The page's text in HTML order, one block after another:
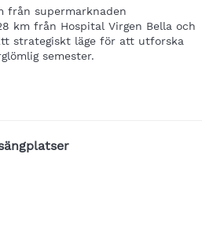
från supermarknaden
km från Hospital Virgen Bella och
strategiskt läge för att utforska
semester.